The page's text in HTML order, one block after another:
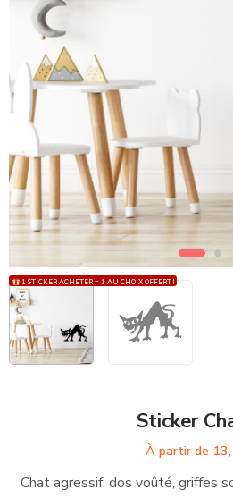
1 STICKER ACHETER = 1 AU CHOIX OFFERT !
Sticker
À partir de
Chat agressif, dos voûté, griffes